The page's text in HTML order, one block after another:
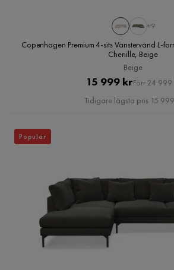
+9
Copenhagen Premium 4-sits Vänstervänd L-
Chenille, Beige
Beige
Pris
15 999 krOriginal
Pris
Förr 24 999
Tidigare lägsta pris 15
Populär